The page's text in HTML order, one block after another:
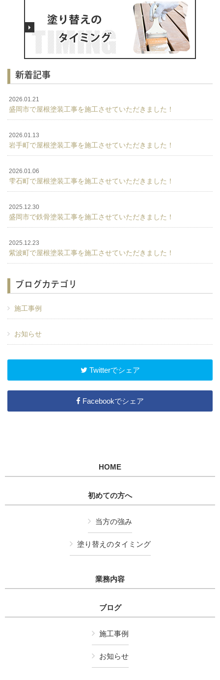
新着記事
2026.01.21
盛岡市で屋根塗装工事を施工させていただきました！
2026.01.13
岩手町で屋根塗装工事を施工させていただきました！
2026.01.06
雫石町で屋根塗装工事を施工させていただきました！
2025.12.30
盛岡市で鉄骨塗装工事を施工させていただきました！
2025.12.23
紫波町で屋根塗装工事を施工させていただきました！
ブログカテゴリ
施工事例
お知らせ
Twitterでシェア
Facebookでシェア
HOME
初めての方へ
当方の強み
塗り替えのタイミング
業務内容
ブログ
施工事例
お知らせ